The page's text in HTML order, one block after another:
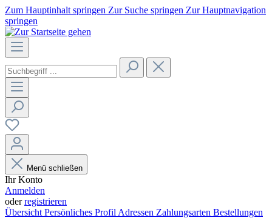
Zum Hauptinhalt springen Zur Suche springen Zur Hauptnavigation
springen
Menü schließen
Ihr Konto
Anmelden
oderregistrieren
Übersicht Persönliches Profil Adressen Zahlungsarten Bestellungen